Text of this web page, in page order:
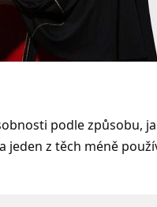
podle způsobu,
jeden z těch méně